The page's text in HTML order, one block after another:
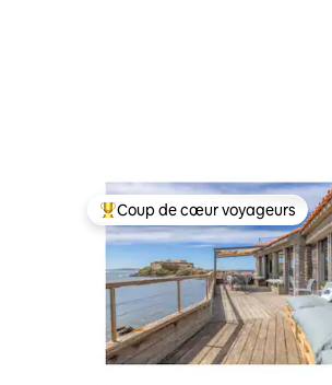
Coups de cœur voyageurs les
Coup de cœur voyageurs